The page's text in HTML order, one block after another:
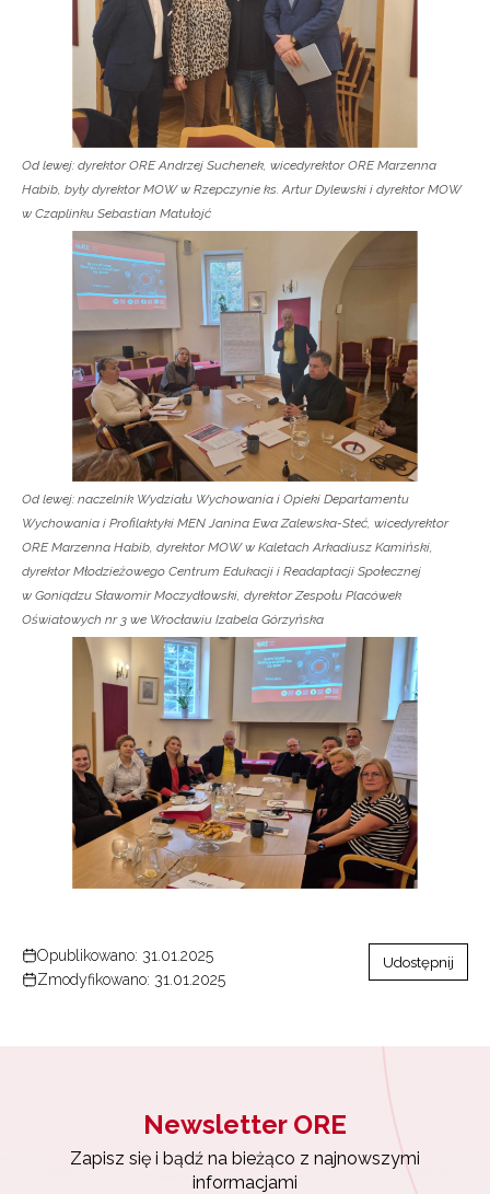
Od lewej: dyrektor ORE Andrzej Suchenek, wicedyrektor ORE Marzenna
Habib, były dyrektor MOW w Rzepczynie ks. Artur Dylewski i dyrektor MOW
w Czaplinku Sebastian Matułojć
Od lewej: naczelnik Wydziału Wychowania i Opieki Departamentu
Wychowania i Profilaktyki MEN Janina Ewa Zalewska-Steć, wicedyrektor
ORE Marzenna Habib, dyrektor MOW w Kaletach Arkadiusz Kamiński,
dyrektor Młodzieżowego Centrum Edukacji i Readaptacji Społecznej
w Goniądzu Sławomir Moczydłowski, dyrektor Zespołu Placówek
Oświatowych nr 3 we Wrocławiu Izabela Górzyńska
Opublikowano: 31.01.2025
Zmodyfikowano: 31.01.2025
Udostępnij
Newsletter ORE
Zapisz się i bądź na bieżąco z najnowszymi
informacjami
Newsletter ORE
Zapisz się i bądź na bieżąco z najnowszymi
informacjami
o szkoleniach i programach.
Adres e-mail:
Wyrażam zgodę na przetwarzanie moich danych
osobowych przez ORE w celach marketingowych.
Zapisuję się